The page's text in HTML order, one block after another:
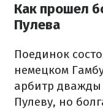
Как прошел
Пулева
Поединок
немецком
арбитр дважды
Пулеву, но